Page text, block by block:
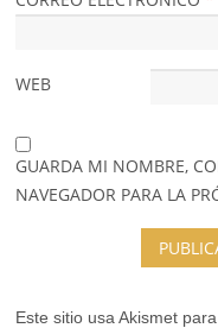
WEB
GUARDA MI NOMBRE,
NAVEGADOR PARA LA
Este sitio usa Akismet